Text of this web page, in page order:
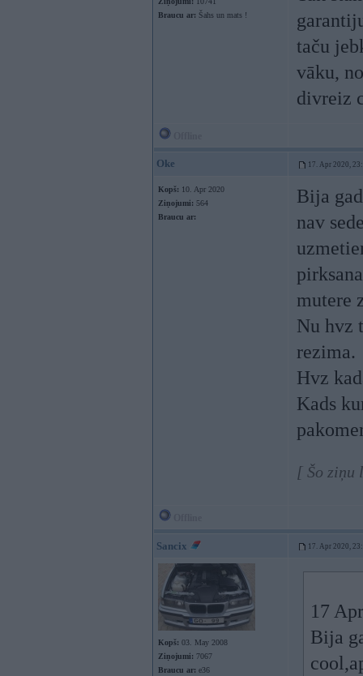
Braucu ar: Šahs un mats !
taču
vāku,
divreiz
Oke 17. Apr 2020,
Kopš: 10. Apr 2020
Ziņojumi: 564
Braucu ar:
Bija
nav
mutere
Nu hvz
rezima.
Hvz
Kads
[ Šo ziņu
Sancix 17. Apr 2020,
Kopš: 03. May 2008
Ziņojumi: 7067
Braucu ar: e36
17
Bija